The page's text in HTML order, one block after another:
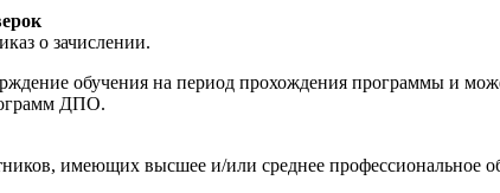
о зачислении.
обучения на период прохождения программы и
ДПО.
имеющих высшее и/или среднее профессиональное